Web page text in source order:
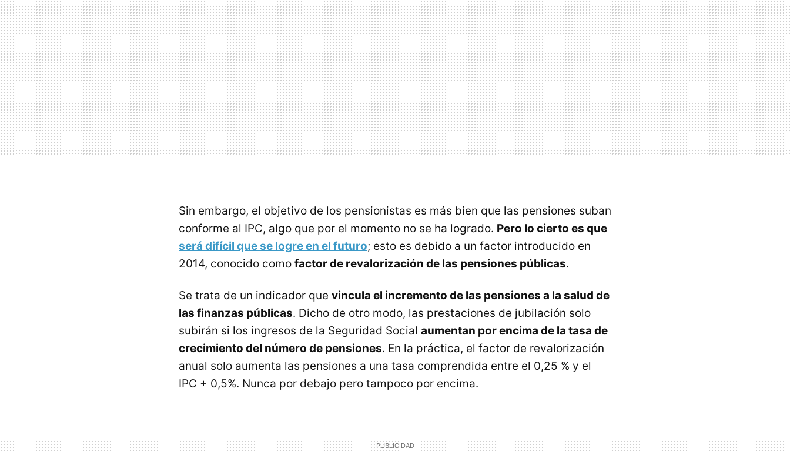
Sin embargo, el objetivo de los pensionistas es más bien que las pensiones suban
conforme al IPC, algo que por el momento no se ha logrado. Pero lo cierto es que
será difícil que se logre en el futuro; esto es debido a un factor introducido en
2014, conocido como factor de revalorización de las pensiones públicas.
Se trata de un indicador que vincula el incremento de las pensiones a la salud de
las finanzas públicas. Dicho de otro modo, las prestaciones de jubilación solo
subirán si los ingresos de la Seguridad Social aumentan por encima de la tasa de
crecimiento del número de pensiones. En la práctica, el factor de revalorización
anual solo aumenta las pensiones a una tasa comprendida entre el 0,25 % y el
IPC + 0,5%. Nunca por debajo pero tampoco por encima.